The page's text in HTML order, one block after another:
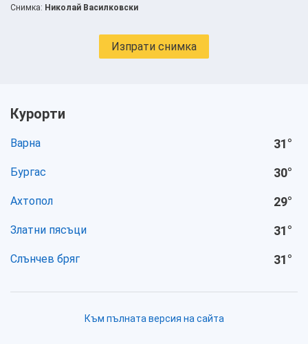
Снимка: Николай Василковски
Изпрати снимка
Курорти
Варна 31°
Бургас 30°
Ахтопол 29°
Златни пясъци 31°
Слънчев бряг 31°
Към пълната версия на сайта